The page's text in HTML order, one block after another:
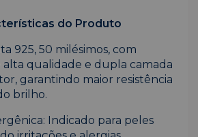
do Produto
925, 50 milésimos, com
qualidade e dupla camada
garantindo maior resistência
brilho.
Indicado para peles